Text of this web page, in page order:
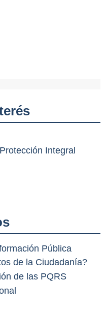
Integral
Pública
de la Ciudadanía?
de las PQRS